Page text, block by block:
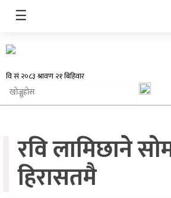
समाचार
प्रदेश
राजनीति
☰
रवि लामिछाने
हिरासतमै